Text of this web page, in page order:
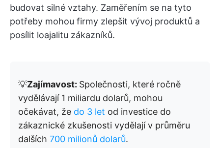
budovat silné vztahy. Zaměřením se na tyto
potřeby mohou firmy zlepšit vývoj produktů a
posílit loajalitu zákazníků.
💡Zajímavost: Společnosti, které ročně
vydělávají 1 miliardu dolarů, mohou
očekávat, že do 3 let od investice do
zákaznické zkušenosti vydělají v průměru
dalších 700 milionů dolarů.